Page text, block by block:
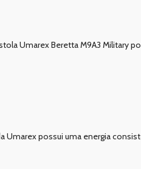
Umarex Beretta M9A3 Military
Umarex possui uma energia